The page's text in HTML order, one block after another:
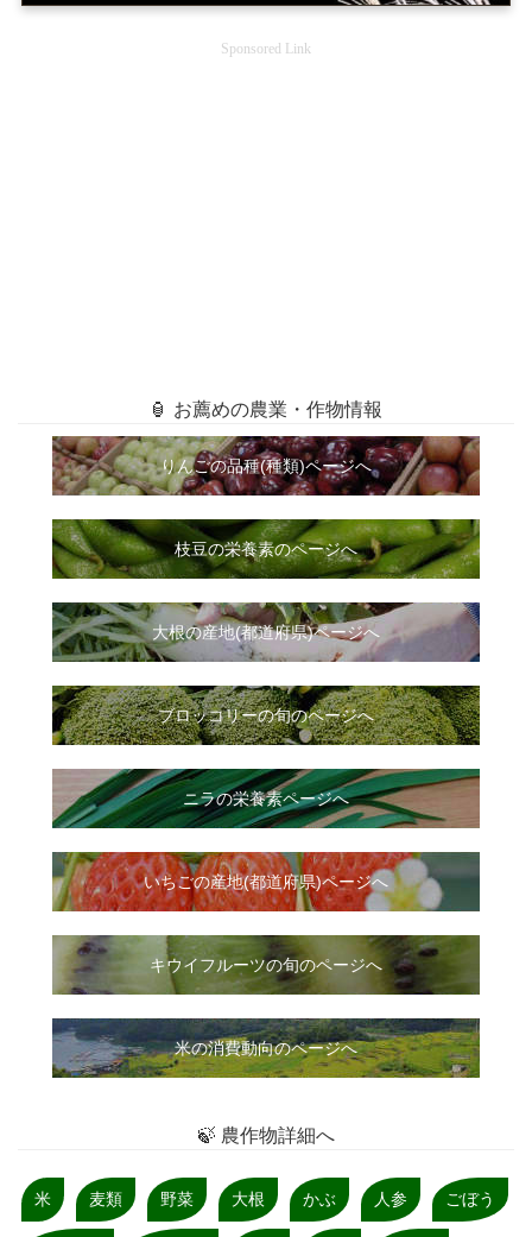
Sponsored Link
🏮 お薦めの農業・作物情報
りんごの品種(種類)ページへ
枝豆の栄養素のページへ
大根の産地(都道府県)ページへ
ブロッコリーの旬のページへ
ニラの栄養素ページへ
いちごの産地(都道府県)ページへ
キウイフルーツの旬のページへ
米の消費動向のページへ
🍃 農作物詳細へ
米 麦類 野菜 大根 かぶ 人参 ごぼう